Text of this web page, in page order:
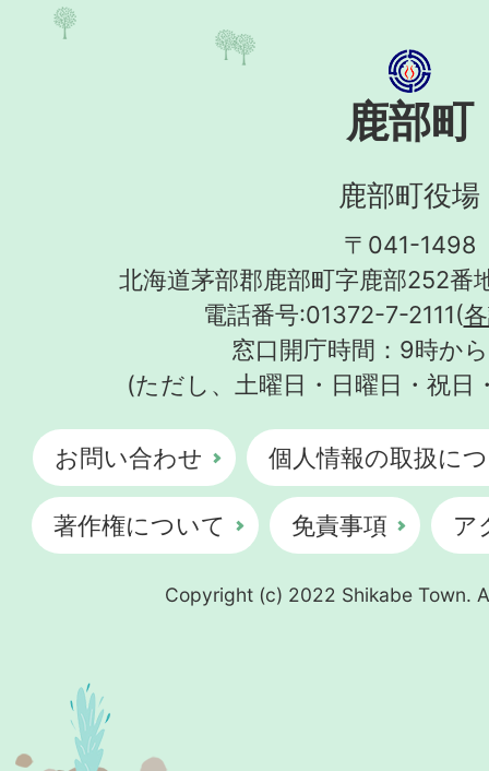
鹿部町
鹿部町役場
〒041-1498
北海道茅部郡鹿部町字鹿部252番
電話番号:01372-7-2111(
窓口開庁時間：9時か
(ただし、土曜日・日曜日・祝日
お問い合わせ 個人情報の取扱に
著作権について 免責事項 ア
Copyright (c) 2022 Shikabe Town.